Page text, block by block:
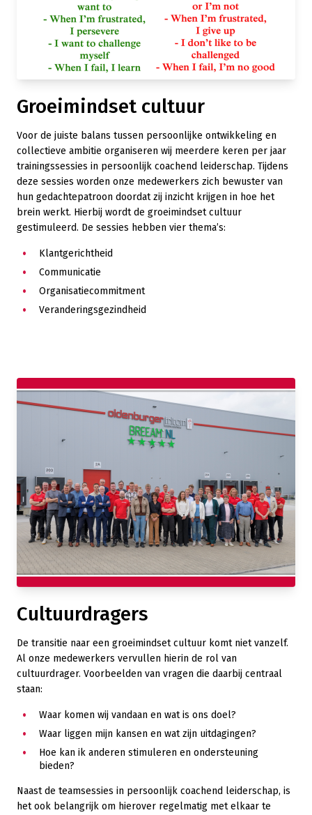
Groeimindset cultuur
Voor de juiste balans tussen persoonlijke ontwikkeling en
collectieve ambitie organiseren wij meerdere keren per jaar
trainingssessies in persoonlijk coachend leiderschap. Tijdens
deze sessies worden onze medewerkers zich bewuster van
hun gedachtepatroon doordat zij inzicht krijgen in hoe het
brein werkt. Hierbij wordt de groeimindset cultuur
gestimuleerd. De sessies hebben vier thema’s:
Klantgerichtheid
Communicatie
Organisatiecommitment
Veranderingsgezindheid
Cultuurdragers
De transitie naar een groeimindset cultuur komt niet vanzelf.
Al onze medewerkers vervullen hierin de rol van
cultuurdrager. Voorbeelden van vragen die daarbij centraal
staan:
Waar komen wij vandaan en wat is ons doel?
Waar liggen mijn kansen en wat zijn uitdagingen?
Hoe kan ik anderen stimuleren en ondersteuning
bieden?
Naast de teamsessies in persoonlijk coachend leiderschap, is
het ook belangrijk om hierover regelmatig met elkaar te